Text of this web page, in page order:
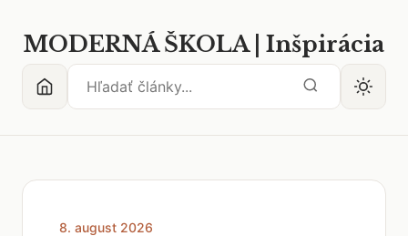
MODERNÁ ŠKOLA | Inšpirácia
8. august 2026